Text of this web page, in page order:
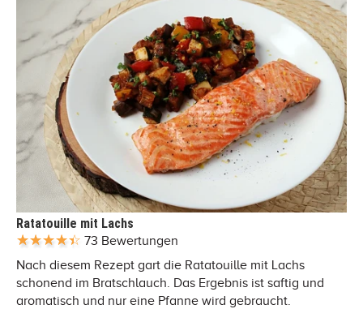
Ratatouille mit Lachs
73 Bewertungen
Nach diesem Rezept gart die Ratatouille mit Lachs
schonend im Bratschlauch. Das Ergebnis ist saftig und
aromatisch und nur eine Pfanne wird gebraucht.